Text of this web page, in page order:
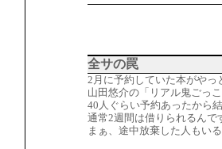
全サの罠
2月に予約していた本がやっ
山田悠介の「リアル鬼ごっ
40人ぐらい予約あったから
通常2週間は借りられるん
まぁ、途中放棄した人もい